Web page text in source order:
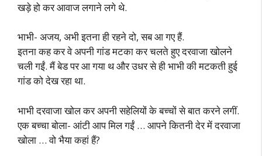
खड़े हो कर आवाज लगाने लगे थे.
भाभी- अजय, अभी इतना ही रहने दो, सब आ गए हैं.
इतना कह कर वे अपनी गांड मटका कर चलते हुए दरवाजा खोलने
चली गईं. मैं बेड पर आ गया थ और उधर से ही भाभी की मटकती हुई
गांड को देख रहा था.
भाभी दरवाजा खोल कर अपनी सहेलियों के बच्चों से बात करने लगीं.
एक बच्चा बोला- आंटी आप मिल गईं … आपने कितनी देर में दरवाजा
खोला … वो भैया कहां हैं?